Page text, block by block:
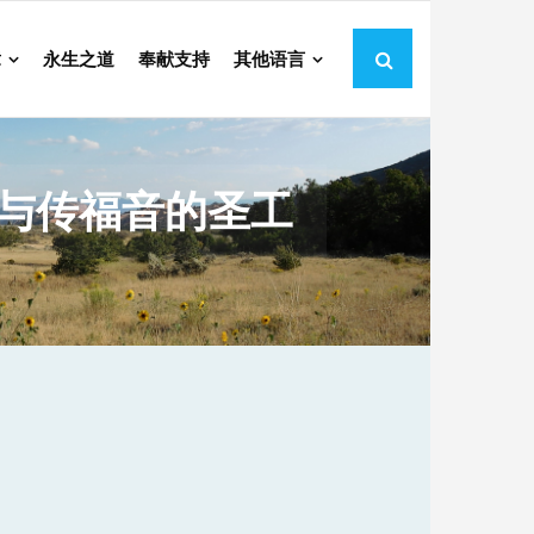
永生之道 奉献支持 其他语言
传福音的圣工